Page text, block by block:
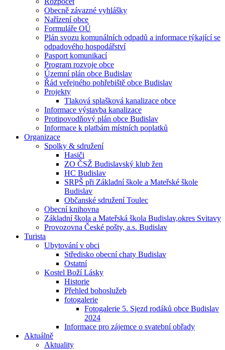
Obecně závazné vyhlášky
Nařízení obce
Formuláře OÚ
Plán svozu komunálních odpadů a informace týkající se
odpadového hospodářství
Pasport komunikací
Program rozvoje obce
Územní plán obce Budislav
Řád veřejného pohřebiště obce Budislav
Projekty
Tlaková splašková kanalizace obce
Informace výstavba kanalizace
Protipovodňový plán obce Budislav
Informace k platbám místních poplatků
Organizace
Spolky & sdružení
Hasiči
ZO ČSŽ Budislavský klub žen
HC Budislav
SRPŠ při Základní škole a Mateřské škole
Budislav
Občanské sdružení Toulec
Obecní knihovna
Základní škola a Mateřská škola Budislav,okres Svitavy
Provozovna České pošty, a.s. Budislav
Turista
Ubytování v obci
Středisko obecní chaty Budislav
Ostatní
Kostel Boží Lásky
Historie
Přehled bohoslužeb
fotogalerie
Fotogalerie 5. Sjezd rodáků obce Budislav
2024
Informace pro zájemce o svatební obřady
Aktuálně
Aktuality